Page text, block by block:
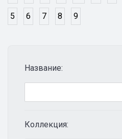
Название:
Коллекция:
5 6 7 8 9